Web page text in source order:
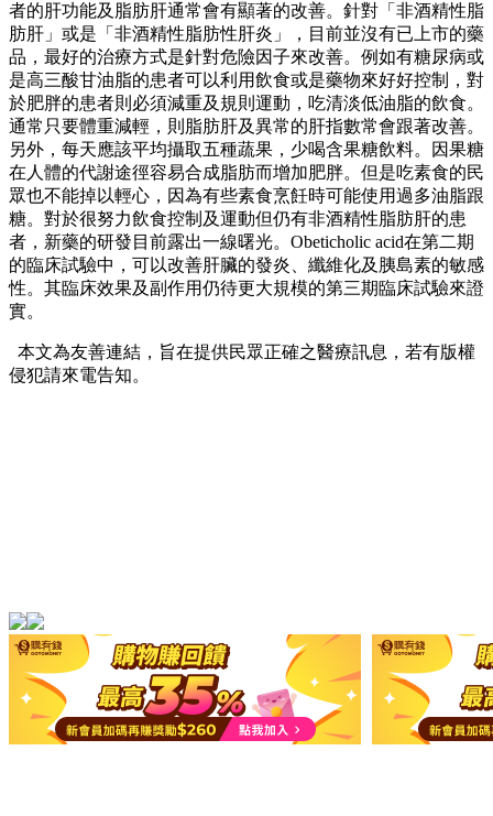
者的肝功能及脂肪肝通常會有顯著的改善。針對「非酒精性脂
肪肝」或是「非酒精性脂肪性肝炎」，目前並沒有已上市的藥
品，最好的治療方式是針對危險因子來改善。例如有糖尿病或
是高三酸甘油脂的患者可以利用飲食或是藥物來好好控制，對
於肥胖的患者則必須減重及規則運動，吃清淡低油脂的飲食。
通常只要體重減輕，則脂肪肝及異常的肝指數常會跟著改善。
另外，每天應該平均攝取五種蔬果，少喝含果糖飲料。因果糖
在人體的代謝途徑容易合成脂肪而增加肥胖。但是吃素食的民
眾也不能掉以輕心，因為有些素食烹飪時可能使用過多油脂跟
糖。對於很努力飲食控制及運動但仍有非酒精性脂肪肝的患
者，新藥的研發目前露出一線曙光。Obeticholic acid在第二期
的臨床試驗中，可以改善肝臟的發炎、纖維化及胰島素的敏感
性。其臨床效果及副作用仍待更大規模的第三期臨床試驗來證
實。
本文為友善連結，旨在提供民眾正確之醫療訊息，若有版權
侵犯請來電告知。